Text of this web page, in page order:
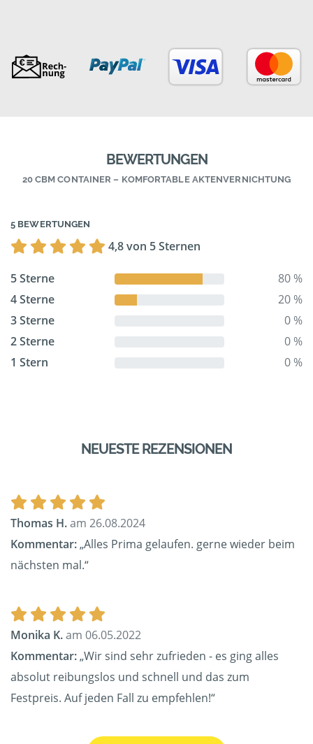
BEWERTUNGEN
20 CBM CONTAINER – KOMFORTABLE AKTENVERNICHTUNG
5 BEWERTUNGEN
4,8 von 5 Sternen
5 Sterne
80 %
4 Sterne
20 %
3 Sterne
0 %
2 Sterne
0 %
1 Stern
0 %
NEUESTE REZENSIONEN
Thomas H.am 26.08.2024
Kommentar:„Alles Prima gelaufen. gerne wieder beim
nächsten mal.“
Monika K.am 06.05.2022
Kommentar:„Wir sind sehr zufrieden - es ging alles
absolut reibungslos und schnell und das zum
Festpreis. Auf jeden Fall zu empfehlen!“